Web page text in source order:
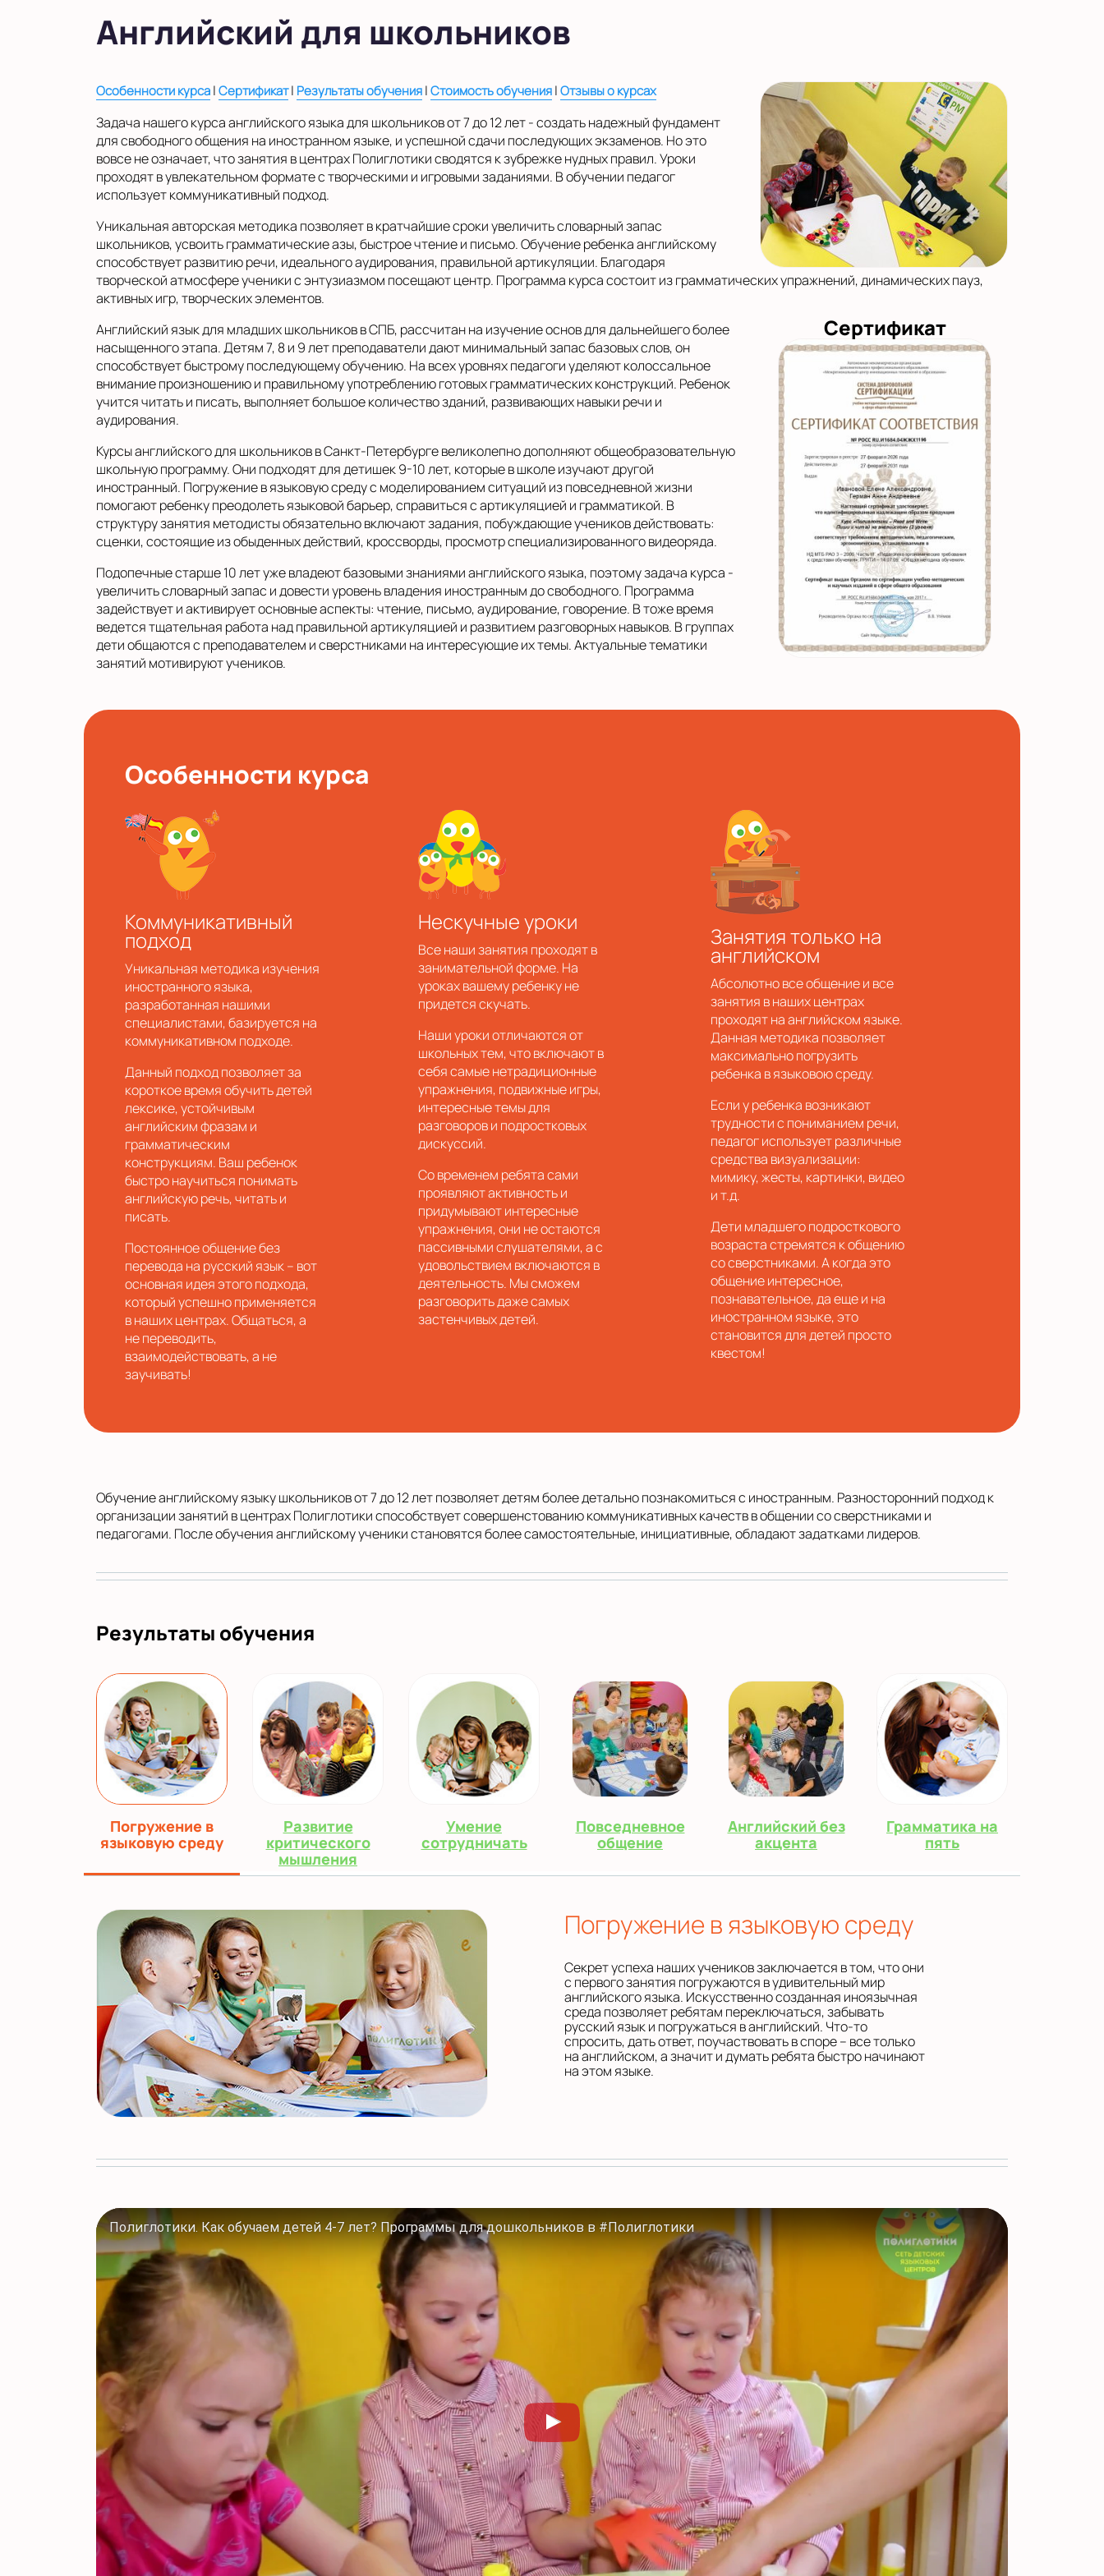
Английский для школьников
Особенности курса|Сертификат| Результаты обучения|Стоимость обучения|Отзывы о курсах
Задача нашего курса английского языка для школьников от 7 до 12 лет - создать надежный фундамент
для свободного общения на иностранном языке, и успешной сдачи последующих экзаменов. Но это
вовсе не означает, что занятия в центрах Полиглотики сводятся к зубрежке нудных правил. Уроки
проходят в увлекательном формате с творческими и игровыми заданиями. В обучении педагог
использует коммуникативный подход.
Уникальная авторская методика позволяет в кратчайшие сроки увеличить словарный запас
школьников, усвоить грамматические азы, быстрое чтение и письмо. Обучение ребенка английскому
способствует развитию речи, идеального аудирования, правильной артикуляции. Благодаря
творческой атмосфере ученики с энтузиазмом посещают центр. Программа курса состоит из грамматических упражнений, динамических пауз,
активных игр, творческих элементов.
Сертификат
Английский язык для младших школьников в СПБ, рассчитан на изучение основ для дальнейшего более
насыщенного этапа. Детям 7, 8 и 9 лет преподаватели дают минимальный запас базовых слов, он
способствует быстрому последующему обучению. На всех уровнях педагоги уделяют колоссальное
внимание произношению и правильному употреблению готовых грамматических конструкций. Ребенок
учится читать и писать, выполняет большое количество зданий, развивающих навыки речи и
аудирования.
Курсы английского для школьников в Санкт-Петербурге великолепно дополняют общеобразовательную
школьную программу. Они подходят для детишек 9-10 лет, которые в школе изучают другой
иностранный. Погружение в языковую среду с моделированием ситуаций из повседневной жизни
помогают ребенку преодолеть языковой барьер, справиться с артикуляцией и грамматикой. В
структуру занятия методисты обязательно включают задания, побуждающие учеников действовать:
сценки, состоящие из обыденных действий, кроссворды, просмотр специализированного видеоряда.
Подопечные старше 10 лет уже владеют базовыми знаниями английского языка, поэтому задача курса -
увеличить словарный запас и довести уровень владения иностранным до свободного. Программа
задействует и активирует основные аспекты: чтение, письмо, аудирование, говорение. В тоже время
ведется тщательная работа над правильной артикуляцией и развитием разговорных навыков. В группах
дети общаются с преподавателем и сверстниками на интересующие их темы. Актуальные тематики
занятий мотивируют учеников.
Особенности курса
Коммуникативный
подход
Уникальная методика изучения
иностранного языка,
разработанная нашими
специалистами, базируется на
коммуникативном подходе.
Данный подход позволяет за
короткое время обучить детей
лексике, устойчивым
английским фразам и
грамматическим
конструкциям. Ваш ребенок
быстро научиться понимать
английскую речь, читать и
писать.
Постоянное общение без
перевода на русский язык – вот
основная идея этого подхода,
который успешно применяется
в наших центрах. Общаться, а
не переводить,
взаимодействовать, а не
заучивать!
Нескучные уроки
Все наши занятия проходят в
занимательной форме. На
уроках вашему ребенку не
придется скучать.
Наши уроки отличаются от
школьных тем, что включают в
себя самые нетрадиционные
упражнения, подвижные игры,
интересные темы для
разговоров и подростковых
дискуссий.
Со временем ребята сами
проявляют активность и
придумывают интересные
упражнения, они не остаются
пассивными слушателями, а с
удовольствием включаются в
деятельность. Мы сможем
разговорить даже самых
застенчивых детей.
Занятия только на
английском
Абсолютно все общение и все
занятия в наших центрах
проходят на английском языке.
Данная методика позволяет
максимально погрузить
ребенка в языковою среду.
Если у ребенка возникают
трудности с пониманием речи,
педагог использует различные
средства визуализации:
мимику, жесты, картинки, видео
и т.д.
Дети младшего подросткового
возраста стремятся к общению
со сверстниками. А когда это
общение интересное,
познавательное, да еще и на
иностранном языке, это
становится для детей просто
квестом!
Обучение английскому языку школьников от 7 до 12 лет позволяет детям более детально познакомиться с иностранным. Разносторонний подход к
организации занятий в центрах Полиглотики способствует совершенстованию коммуникативных качеств в общении со сверстниками и
педагогами. После обучения английскому ученики становятся более самостоятельные, инициативные, обладают задатками лидеров.
Результаты обучения
Погружение в
языковую среду
Развитие
критического
мышления
Умение
сотрудничать
Повседневное
общение
Английский без
акцента
Грамматика на
пять
Погружение в языковую среду
Секрет успеха наших учеников заключается в том, что они
с первого занятия погружаются в удивительный мир
английского языка. Искусственно созданная иноязычная
среда позволяет ребятам переключаться, забывать
русский язык и погружаться в английский. Что-то
спросить, дать ответ, поучаствовать в споре – все только
на английском, а значит и думать ребята быстро начинают
на этом языке.
Полиглотики. Как обучаем детей 4-7 лет? Программы для дошкольников в #Полиглотики